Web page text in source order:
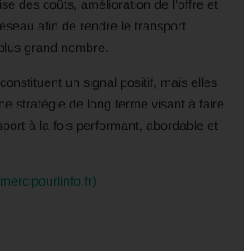
des coûts, amélioration de l’offre et
afin de rendre le transport
grand nombre.
un signal positif, mais elles
stratégie de long terme visant à faire
à la fois performant, abordable et